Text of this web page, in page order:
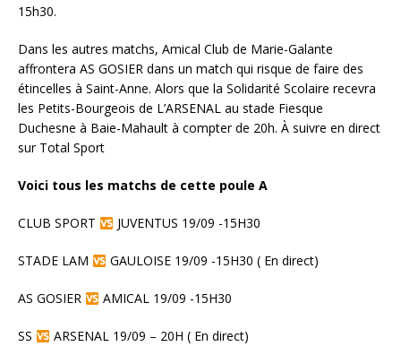
15h30.
Dans les autres matchs, Amical Club de Marie-Galante
affrontera AS GOSIER dans un match qui risque de faire des
étincelles à Saint-Anne. Alors que la Solidarité Scolaire recevra
les Petits-Bourgeois de L’ARSENAL au stade Fiesque
Duchesne à Baie-Mahault à compter de 20h. À suivre en direct
sur Total Sport
Voici tous les matchs de cette poule A
CLUB SPORT JUVENTUS 19/09 -15H30
STADE LAM GAULOISE 19/09 -15H30 ( En direct)
AS GOSIER AMICAL 19/09 -15H30
SS ARSENAL 19/09 – 20H ( En direct)